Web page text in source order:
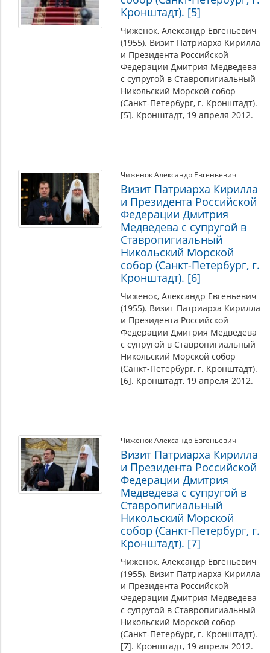
Кронштадт). [5]
Чиженок, Александр Евгеньевич
(1955). Визит Патриарха Кирилла
и Президента Российской
Федерации Дмитрия Медведева
с супругой в Ставропигиальный
Никольский Морской собор
(Санкт-Петербург, г. Кронштадт).
[5]. Кронштадт, 19 апреля 2012.
Чиженок Александр Евгеньевич
Визит Патриарха Кирилла
и Президента Российской
Федерации Дмитрия
Медведева с супругой в
Ставропигиальный
Никольский Морской
собор (Санкт-Петербург, г.
Кронштадт). [6]
Чиженок, Александр Евгеньевич
(1955). Визит Патриарха Кирилла
и Президента Российской
Федерации Дмитрия Медведева
с супругой в Ставропигиальный
Никольский Морской собор
(Санкт-Петербург, г. Кронштадт).
[6]. Кронштадт, 19 апреля 2012.
Чиженок Александр Евгеньевич
Визит Патриарха Кирилла
и Президента Российской
Федерации Дмитрия
Медведева с супругой в
Ставропигиальный
Никольский Морской
собор (Санкт-Петербург, г.
Кронштадт). [7]
Чиженок, Александр Евгеньевич
(1955). Визит Патриарха Кирилла
и Президента Российской
Федерации Дмитрия Медведева
с супругой в Ставропигиальный
Никольский Морской собор
(Санкт-Петербург, г. Кронштадт).
[7]. Кронштадт, 19 апреля 2012.